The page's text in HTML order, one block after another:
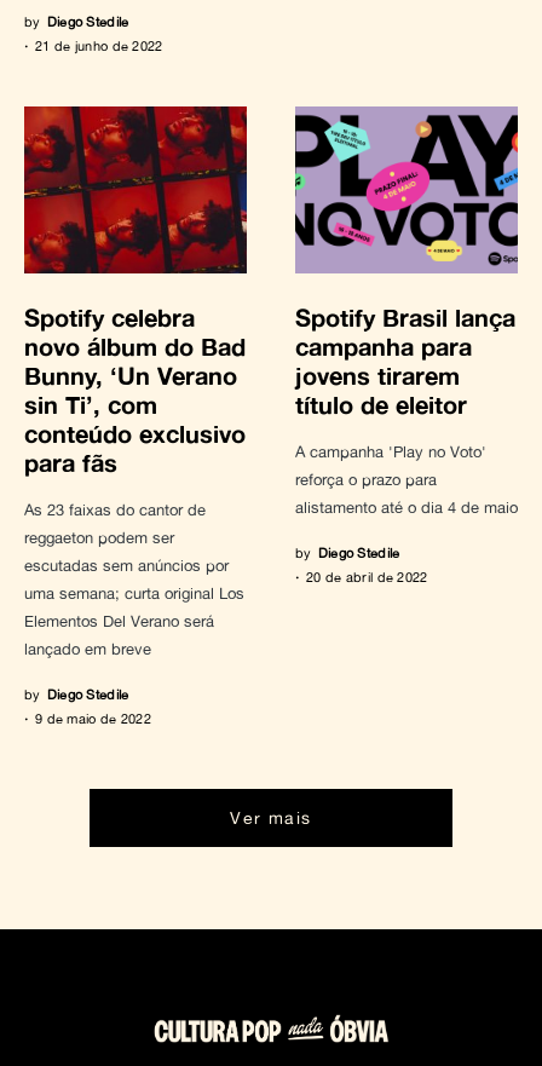
by Diego Stedile
21 de junho de 2022
Spotify celebra
novo álbum do Bad
Bunny, ‘Un Verano
sin Ti’, com
conteúdo exclusivo
para fãs
As 23 faixas do cantor de
reggaeton podem ser
escutadas sem anúncios por
uma semana; curta original Los
Elementos Del Verano será
lançado em breve
by Diego Stedile
9 de maio de 2022
Spotify Brasil lança
campanha para
jovens tirarem
título de eleitor
A campanha 'Play no Voto'
reforça o prazo para
alistamento até o dia 4 de maio
by Diego Stedile
20 de abril de 2022
Ver mais